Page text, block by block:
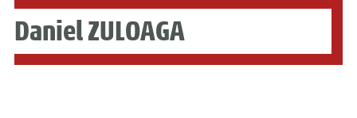
Daniel ZULOAGA